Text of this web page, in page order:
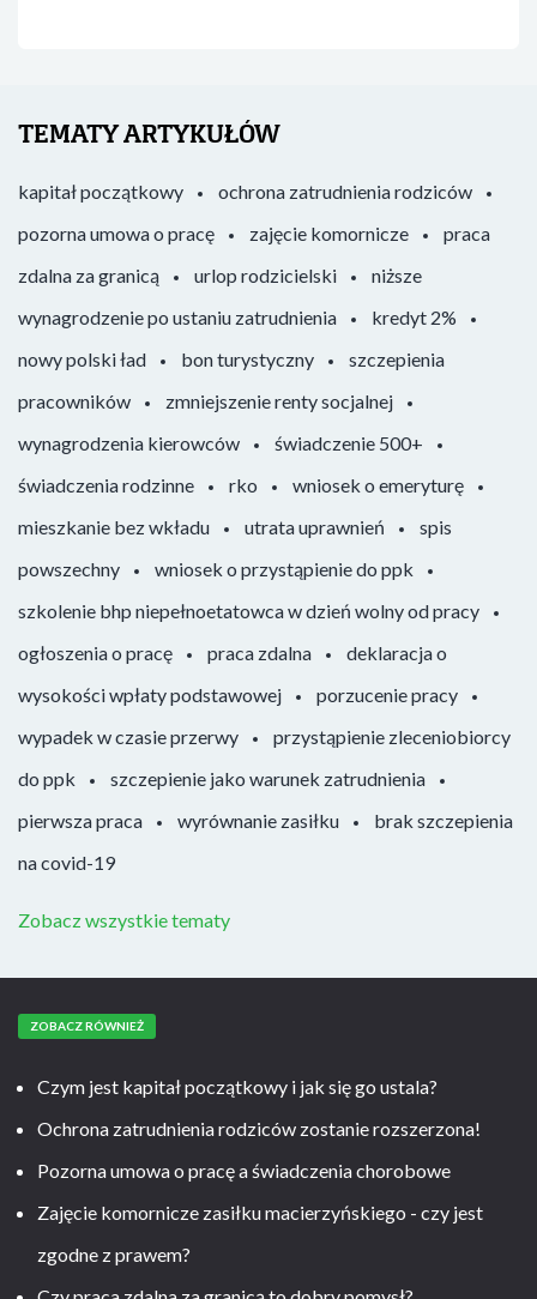
TEMATY ARTYKUŁÓW
kapitał początkowy
ochrona zatrudnienia rodziców
pozorna umowa o pracę
zajęcie komornicze
praca
zdalna za granicą
urlop rodzicielski
niższe
wynagrodzenie po ustaniu zatrudnienia
kredyt 2%
nowy polski ład
bon turystyczny
szczepienia
pracowników
zmniejszenie renty socjalnej
wynagrodzenia kierowców
świadczenie 500+
świadczenia rodzinne
rko
wniosek o emeryturę
mieszkanie bez wkładu
utrata uprawnień
spis
powszechny
wniosek o przystąpienie do ppk
szkolenie bhp niepełnoetatowca w dzień wolny od pracy
ogłoszenia o pracę
praca zdalna
deklaracja o
wysokości wpłaty podstawowej
porzucenie pracy
wypadek w czasie przerwy
przystąpienie zleceniobiorcy
do ppk
szczepienie jako warunek zatrudnienia
pierwsza praca
wyrównanie zasiłku
brak szczepienia
na covid-19
Zobacz wszystkie tematy
ZOBACZ RÓWNIEŻ
Czym jest kapitał początkowy i jak się go ustala?
Ochrona zatrudnienia rodziców zostanie rozszerzona!
Pozorna umowa o pracę a świadczenia chorobowe
Zajęcie komornicze zasiłku macierzyńskiego - czy jest
zgodne z prawem?